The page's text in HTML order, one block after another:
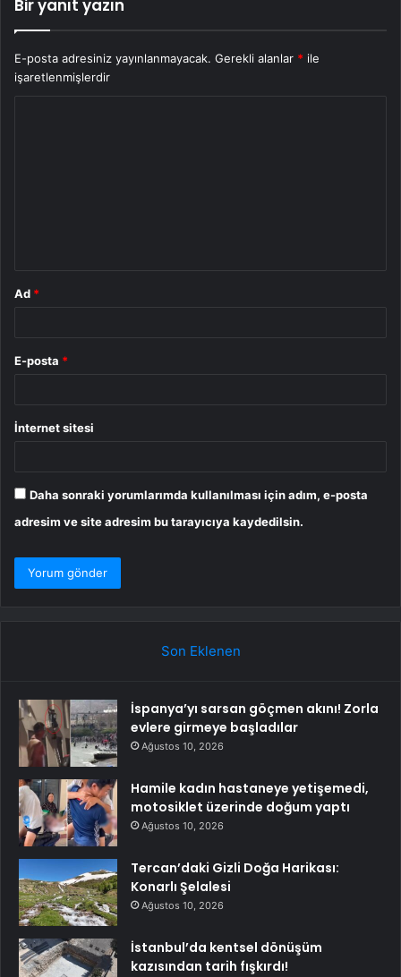
Bir yanıt yazın
E-posta adresiniz yayınlanmayacak. Gerekli alanlar * ile
işaretlenmişlerdir
Ad *
E-posta *
İnternet sitesi
Daha sonraki yorumlarımda kullanılması için adım, e-posta
adresim ve site adresim bu tarayıcıya kaydedilsin.
Son Eklenen
İspanya’yı sarsan göçmen akını! Zorla
evlere girmeye başladılar
Ağustos 10, 2026
Hamile kadın hastaneye yetişemedi,
motosiklet üzerinde doğum yaptı
Ağustos 10, 2026
Tercan’daki Gizli Doğa Harikası:
Konarlı Şelalesi
Ağustos 10, 2026
İstanbul’da kentsel dönüşüm
kazısından tarih fışkırdı!